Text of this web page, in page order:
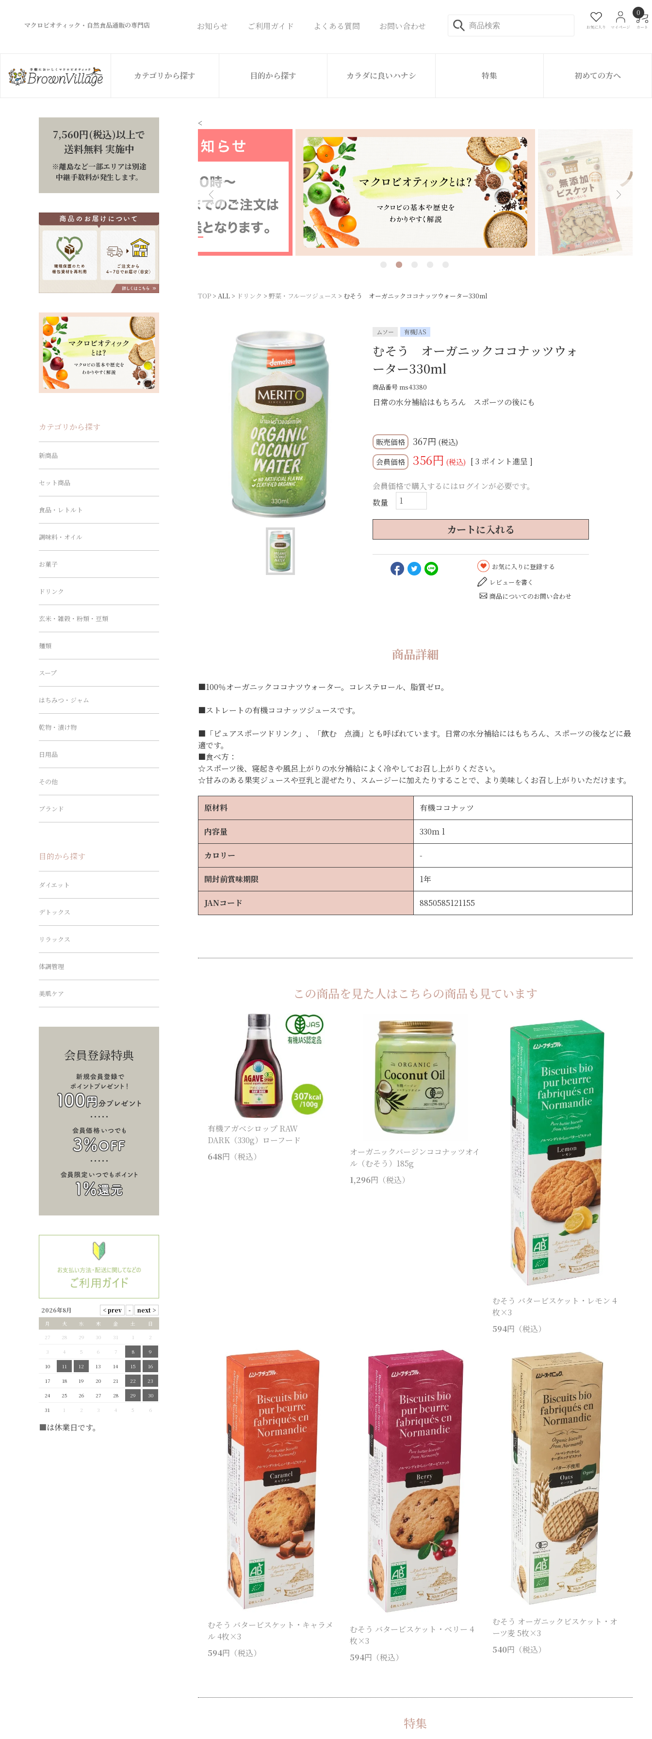
マクロビオティック・自然食品通販の専門店 お知らせ ご利用ガイド よくある質問 お問い合わせ お気に入り マイページ カート
0
カテゴリから探す 目的から探す カラダに良いハナシ 特集 初めての方へ
<
TOP ALL ドリンク 野菜・フルーツジュース むそう オーガニックココナッツウォーター330ml
ムソー 有機JAS
むそう オーガニックココナッツウォ
ーター330ml
商品番号ms43380
日常の水分補給はもちろん スポーツの後にも
367
税込
会員価格
356 税込 [ 3 ポイント進呈 ]
会員価格で購入するにはログインが必要です。
カートに入れる
お気に入りに登録する
レビューを書く
商品についてのお問い合わせ
商品詳細
■100％オーガニックココナツウォーター。コレステロール、脂質ゼロ。
■ストレートの有機ココナッツジュースです。
■「ピュアスポーツドリンク」、「飲む 点滴」とも呼ばれています。日常の水分補給にはもちろん、スポーツの後などに最
適です。
■食べ方：
☆スポーツ後、寝起きや風呂上がりの水分補給によく冷やしてお召し上がりください。
☆甘みのある果実ジュースや豆乳と混ぜたり、スムージーに加えたりすることで、より美味しくお召し上がりいただけます。
原材料 有機ココナッツ
内容量 330ｍｌ
カロリー -
開封前賞味期限 1年
JANコード 8850585121155
この商品を見た人はこちらの商品も見ています
有機アガベシロップ RAW
DARK（330g）ローフード
648円（税込）
オーガニックバージンココナッツオイ
ル（むそう）185g
1,296円（税込）
むそう バタービスケット・レモン 4
枚×3
594円（税込）
むそう バタービスケット・キャラメ
ル 4枚×3
594円（税込）
むそう バタービスケット・ベリー 4
枚×3
594円（税込）
むそう オーガニックビスケット・オ
ーツ麦 5枚×3
540円（税込）
特集
7,560円(税込)以上で
送料無料 実施中
※離島など一部エリアは別途
中継手数料が発生します。
カテゴリから探す
新商品
セット商品
食品・レトルト
調味料・オイル
お菓子
ドリンク
玄米・雑穀・粉類・豆類
麺類
スープ
はちみつ・ジャム
乾物・漬け物
日用品
その他
ブランド
目的から探す
ダイエット
デトックス
リラックス
体調管理
美肌ケア
会員登録特典
2026年8月
月 火 水 木 金 土
日
27
28 29 30 31 1
2
3
4 5 6 7 8
9
10
11 12 13 14 15
16
17
18 19 20 21 22
23
24
25 26 27 28 29
30
31
1 2 3 4 5 6
■は休業日です。